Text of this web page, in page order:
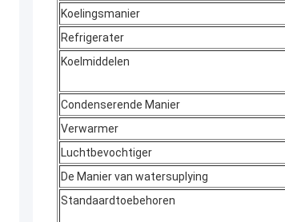
Koelingsmanier
Refrigerater
Koelmiddelen
Condenserende Manier
Verwarmer
Luchtbevochtiger
De Manier van watersuplying
Standaardtoebehoren